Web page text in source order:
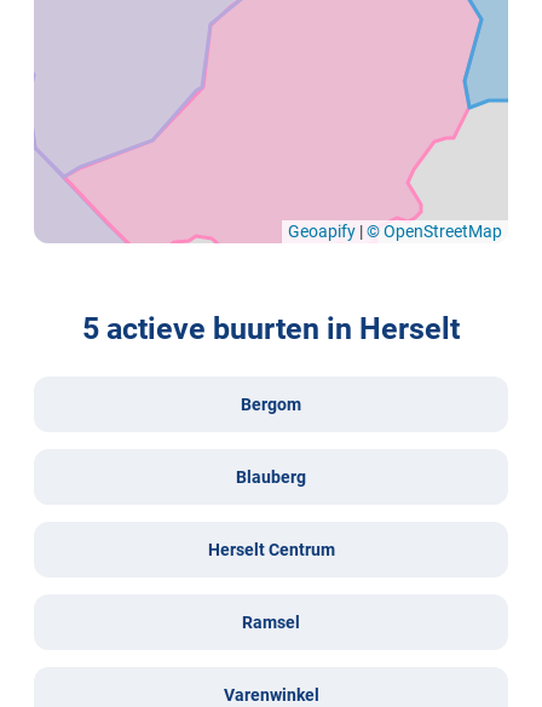
Geoapify |© OpenStreetMap
5 actieve buurten in Herselt
Bergom
Blauberg
Herselt Centrum
Ramsel
Varenwinkel